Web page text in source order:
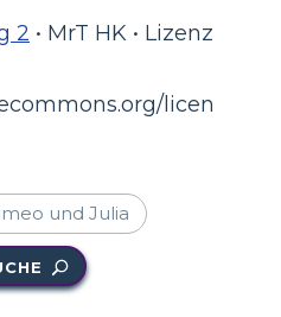
2 • MrT HK • Lizenz
licen